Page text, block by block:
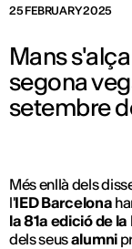
25 FEBRUARY 2025
Mans
segona
setembre
Més enllà dels
l'IEDBarcelona
la 81a edició de
dels seusalumni